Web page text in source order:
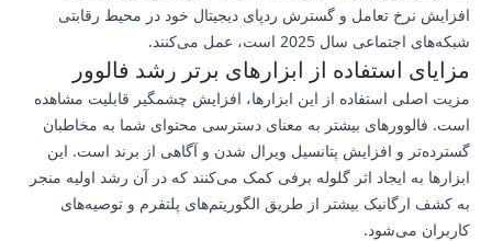
افزایش نرخ تعامل و گسترش ردپای دیجیتال خود در محیط رقابتی
شبکه‌های اجتماعی سال 2025 است، عمل می‌کنند.
مزایای استفاده از ابزارهای برتر رشد فالوور
مزیت اصلی استفاده از این ابزارها، افزایش چشمگیر قابلیت مشاهده
است. فالوورهای بیشتر به معنای دسترسی محتوای شما به مخاطبان
گسترده‌تر و افزایش پتانسیل ویرال شدن و آگاهی از برند است. این
ابزارها به ایجاد اثر گلوله برفی کمک می‌کنند که در آن رشد اولیه منجر
به کشف ارگانیک بیشتر از طریق الگوریتم‌های پلتفرم و توصیه‌های
کاربران می‌شود.